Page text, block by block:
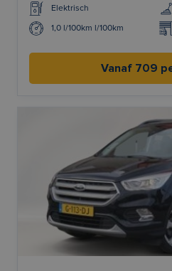
Elektrisch
1,0 l/100km l/100km
Vanaf 709